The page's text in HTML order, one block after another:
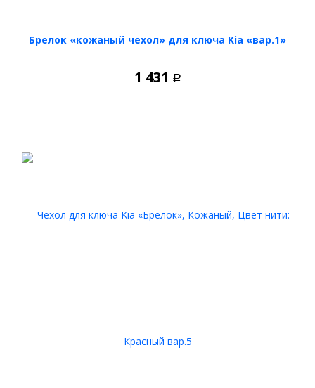
Брелок «кожаный чехол» для ключа Kia «вар.1»
1 431 Р